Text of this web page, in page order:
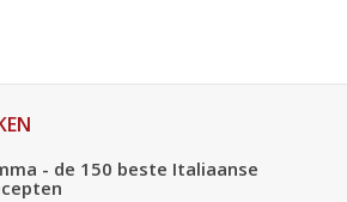
- de 150 beste Italiaanse